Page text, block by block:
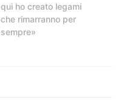
qui ho creato legami
che rimarranno per
sempre»